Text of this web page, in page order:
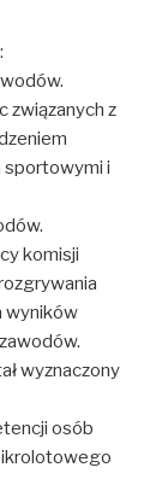
związanych z
sportowymi i
komisji
wyników
wyznaczony
osób